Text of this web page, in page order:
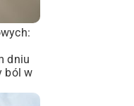
dniu
ból w